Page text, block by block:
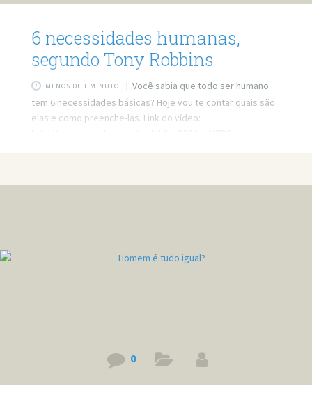
6 necessidades humanas,
segundo Tony Robbins
MENOS DE 1 MINUTO
Você sabia que todo ser humano
tem 6 necessidades básicas? Hoje vou te contar quais são
elas e como preenche-las. Link do vídeo:
0